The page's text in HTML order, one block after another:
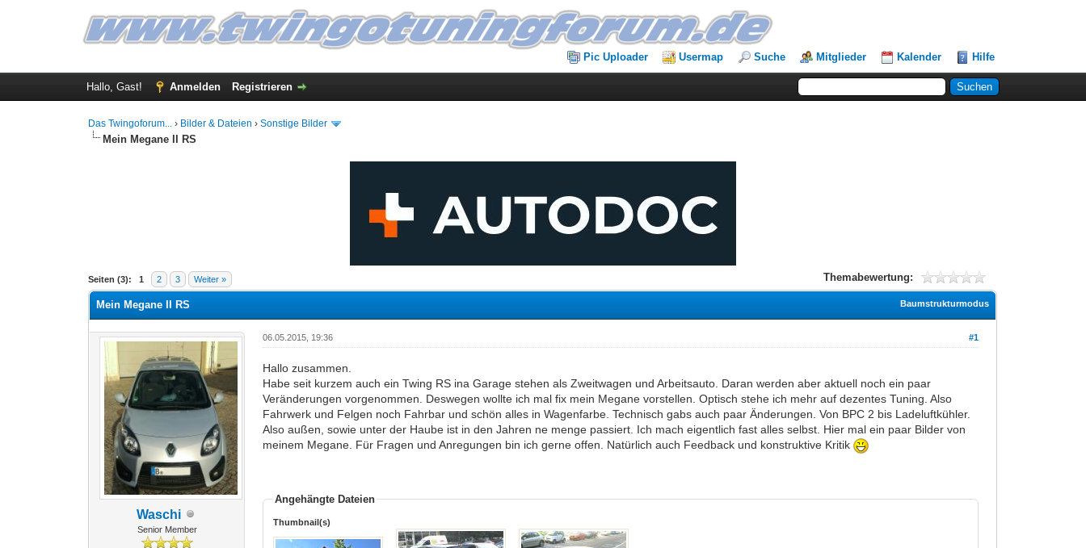
Pic Uploader Usermap Suche Mitglieder Kalender Hilfe
Hallo, Gast! Anmelden Registrieren
Das Twingoforum... › Bilder & Dateien ›Sonstige Bilder
Mein Megane II RS
Seiten (3): 1 2 3 Weiter » Themabewertung:
0 Bewertung(en) - 0 im Durchschnitt
1
2
3
4
5
Baumstrukturmodus
Mein Megane II RS
Waschi
Senior Member
#1
06.05.2015, 19:36
Hallo zusammen.
Habe seit kurzem auch ein Twing RS ina Garage stehen als Zweitwagen und Arbeitsauto. Daran werden aber aktuell noch ein paar
Veränderungen vorgenommen. Deswegen wollte ich mal fix mein Megane vorstellen. Optisch stehe ich mehr auf dezentes Tuning. Also
Fahrwerk und Felgen noch Fahrbar und schön alles in Wagenfarbe. Technisch gabs auch paar Änderungen. Von BPC 2 bis Ladeluftkühler.
Also außen, sowie unter der Haube ist in den Jahren ne menge passiert. Ich mach eigentlich fast alles selbst. Hier mal ein paar Bilder von
meinem Megane. Für Fragen und Anregungen bin ich gerne offen. Natürlich auch Feedback und konstruktive Kritik
Angehängte Dateien
Thumbnail(s)